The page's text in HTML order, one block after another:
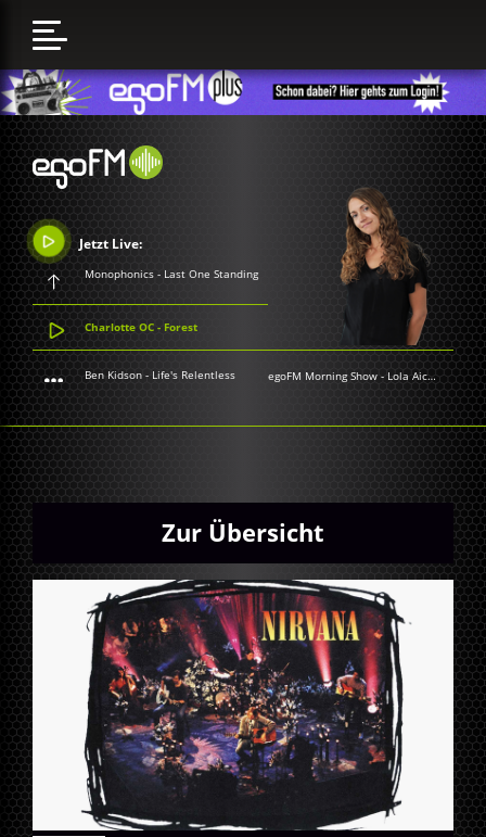
Jetzt Live:
Monophonics - Last One Standing
Charlotte OC - Forest
Ben Kidson - Life's Relentless egoFM Morning Show - Lola Aichner
Zur Übersicht